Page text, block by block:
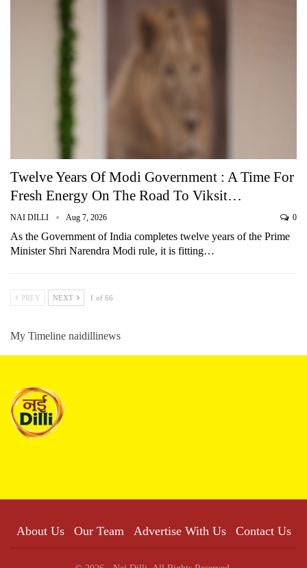
Twelve Years Of Modi Government : A Time For
Fresh Energy On The Road To Viksit…
NAI DILLI Aug 7, 2026 0
As the Government of India completes twelve years of the Prime
Minister Shri Narendra Modi rule, it is fitting…
PREV NEXT 1 of 66
My Timeline naidillinews
About Us Our Team Advertise With Us Contact Us